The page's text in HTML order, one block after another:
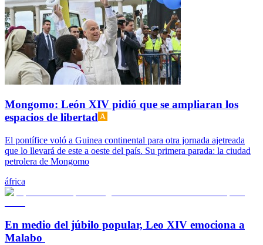
Mongomo: León XIV pidió que se ampliaran los
espacios de libertad
El pontífice voló a Guinea continental para otra jornada ajetreada
que lo llevará de este a oeste del país. Su primera parada: la ciudad
petrolera de Mongomo
áfrica
En medio del júbilo popular, Leo XIV emociona a
Malabo